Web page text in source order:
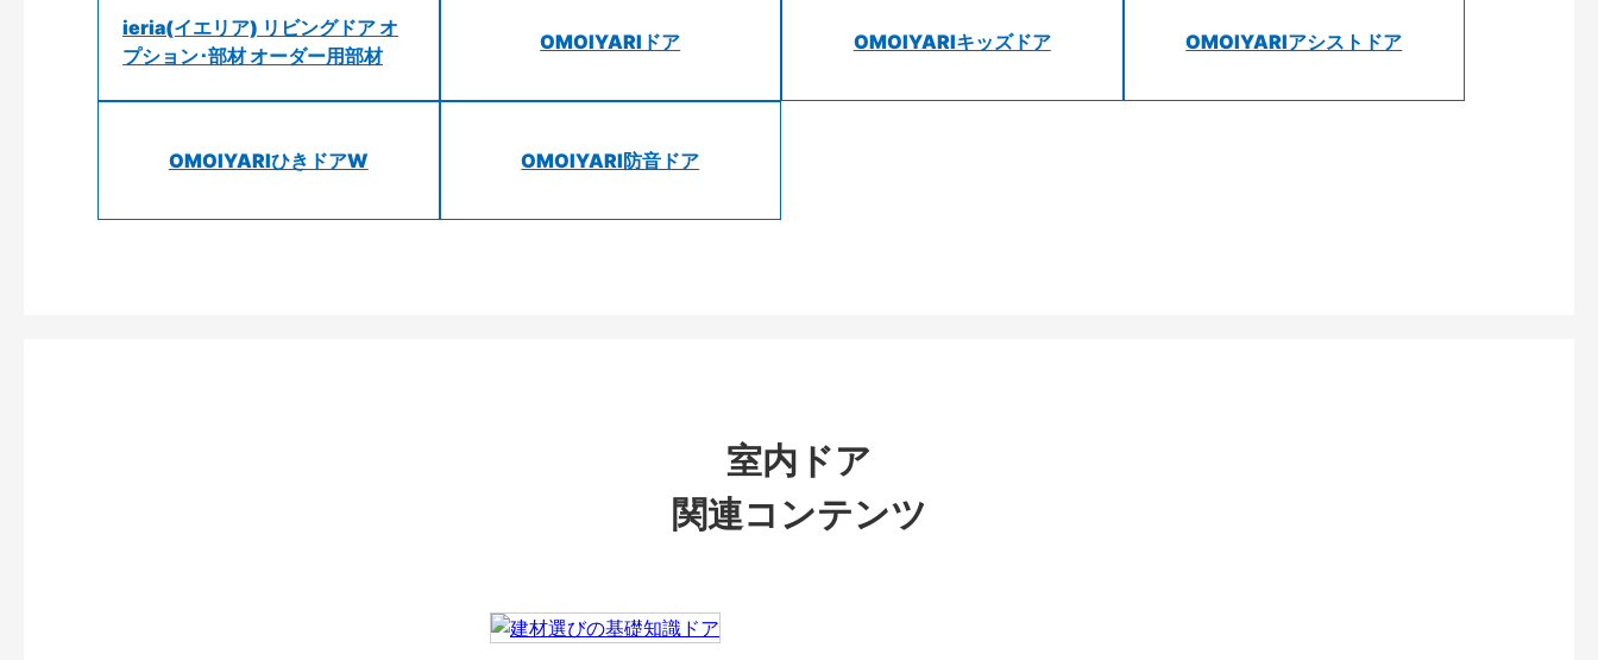
ieria(イエリア) リビングドア オ
プション･部材 オーダー用部材
OMOIYARIドア OMOIYARIキッズドア OMOIYARIアシストドア
OMOIYARIひきドアW OMOIYARI防音ドア
室内ドア
関連コンテンツ